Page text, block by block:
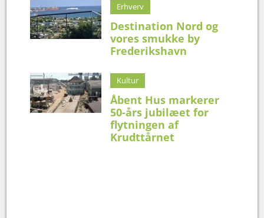
Erhverv
Destination Nord og
vores smukke by
Frederikshavn
Kultur
Åbent Hus markerer
50-års jubilæet for
flytningen af
Krudttårnet